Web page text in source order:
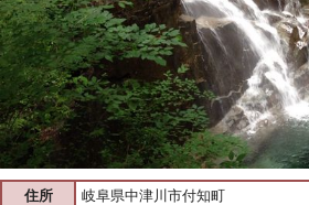
住所
岐阜県中津川市付知町